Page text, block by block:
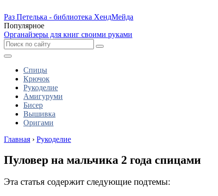
Раз Петелька - библиотека ХендМейда
Популярное
Органайзеры для книг своими руками
Спицы
Крючок
Рукоделие
Амигуруми
Бисер
Вышивка
Оригами
Главная › Рукоделие
Пуловер на мальчика 2 года спицами
Эта статья содержит следующие подтемы: